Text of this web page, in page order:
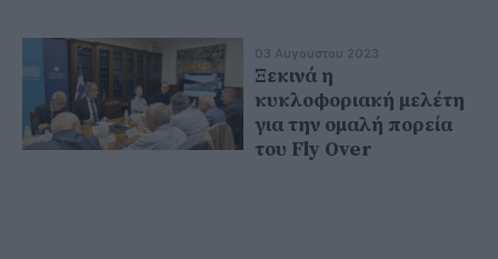
03 Αυγούστου 2023
Ξεκινά η
κυκλοφοριακή μελέτη
για την ομαλή πορεία
του Fly Over